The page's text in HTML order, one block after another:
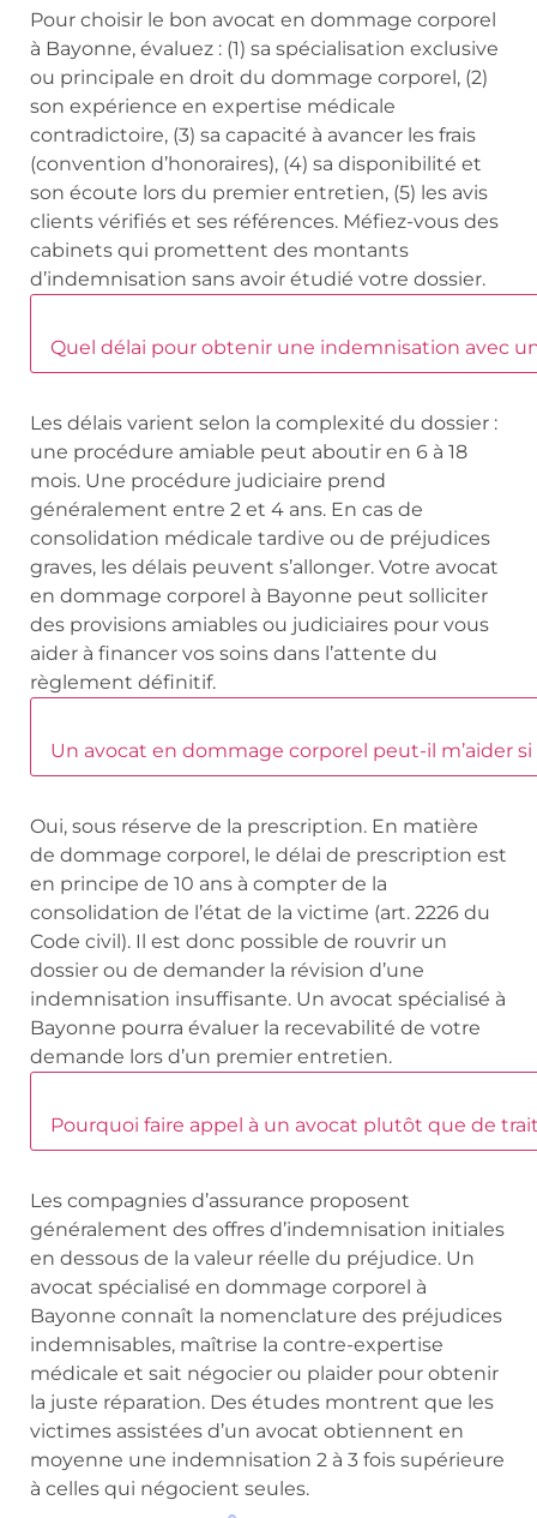
Pour choisir le bon avocat en dommage corporel
à Bayonne, évaluez : (1) sa spécialisation exclusive
ou principale en droit du dommage corporel, (2)
son expérience en expertise médicale
contradictoire, (3) sa capacité à avancer les frais
(convention d’honoraires), (4) sa disponibilité et
son écoute lors du premier entretien, (5) les avis
clients vérifiés et ses références. Méfiez-vous des
cabinets qui promettent des montants
d’indemnisation sans avoir étudié votre dossier.
Quel délai pour obtenir une indemnisation avec
Les délais varient selon la complexité du dossier :
une procédure amiable peut aboutir en 6 à 18
mois. Une procédure judiciaire prend
généralement entre 2 et 4 ans. En cas de
consolidation médicale tardive ou de préjudices
graves, les délais peuvent s’allonger. Votre avocat
en dommage corporel à Bayonne peut solliciter
des provisions amiables ou judiciaires pour vous
aider à financer vos soins dans l’attente du
règlement définitif.
Un avocat en dommage corporel peut-il m’aider
Oui, sous réserve de la prescription. En matière
de dommage corporel, le délai de prescription est
en principe de 10 ans à compter de la
consolidation de l’état de la victime (art. 2226 du
Code civil). Il est donc possible de rouvrir un
dossier ou de demander la révision d’une
indemnisation insuffisante. Un avocat spécialisé à
Bayonne pourra évaluer la recevabilité de votre
demande lors d’un premier entretien.
Pourquoi faire appel à un avocat plutôt que de
Les compagnies d’assurance proposent
généralement des offres d’indemnisation initiales
en dessous de la valeur réelle du préjudice. Un
avocat spécialisé en dommage corporel à
Bayonne connaît la nomenclature des préjudices
indemnisables, maîtrise la contre-expertise
médicale et sait négocier ou plaider pour obtenir
la juste réparation. Des études montrent que les
victimes assistées d’un avocat obtiennent en
moyenne une indemnisation 2 à 3 fois supérieure
à celles qui négocient seules.